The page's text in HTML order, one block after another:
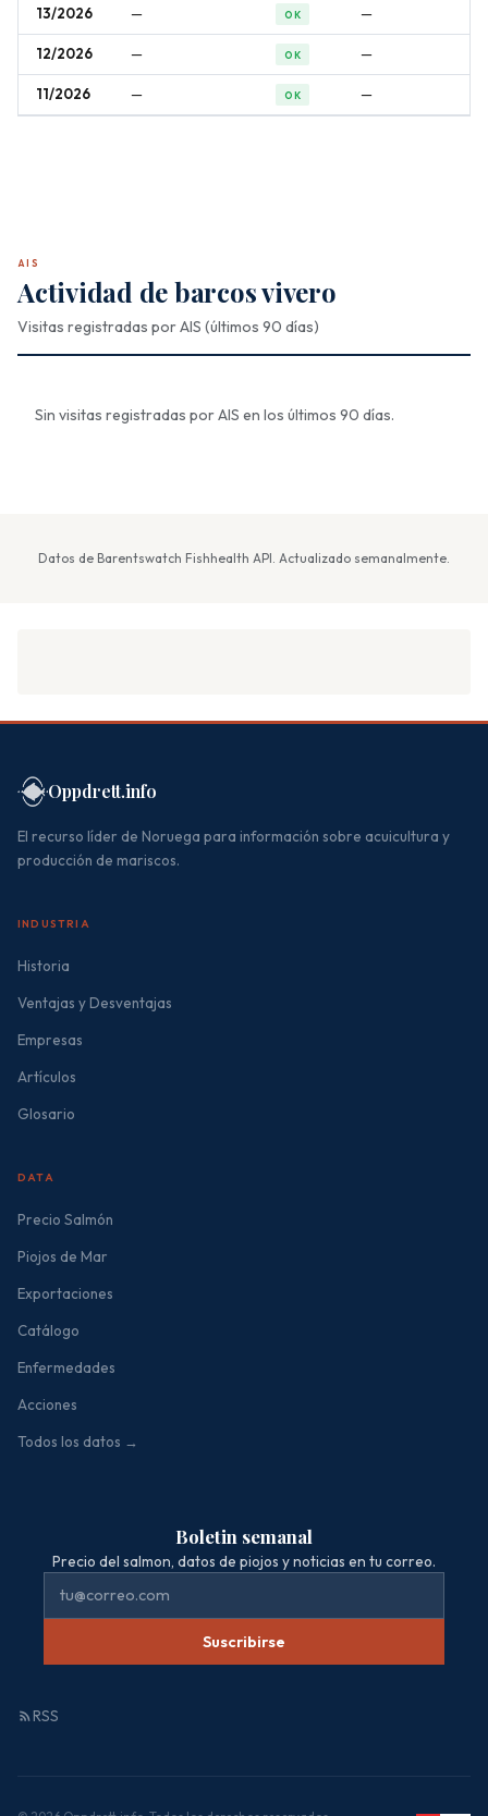
13/2026 — OK —
12/2026 — OK —
11/2026 — OK —
AIS
Actividad de barcos vivero
Visitas registradas por AIS (últimos 90 días)
Sin visitas registradas por AIS en los últimos 90 días.
Datos de Barentswatch Fishhealth API. Actualizado semanalmente.
Oppdrett.info
El recurso líder de Noruega para información sobre acuicultura y
producción de mariscos.
INDUSTRIA
Historia
Ventajas y Desventajas
Empresas
Artículos
Glosario
DATA
Precio Salmón
Piojos de Mar
Exportaciones
Catálogo
Enfermedades
Acciones
Todos los datos →
Boletin semanal
Precio del salmon, datos de piojos y noticias en tu correo.
Suscribirse
RSS